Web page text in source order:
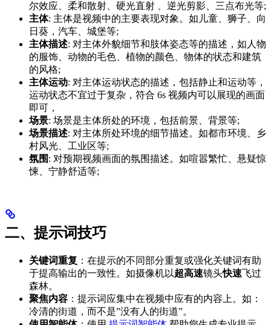
尔效应、柔和散射、硬光直射 、逆光剪影、三点布光等;
主体: 主体是视频中的主要表现对象。如儿童、狮子、向
日葵，汽车、城堡等;
主体描述: 对主体外貌细节和肢体姿态等的描述，如人物
的服饰、动物的毛色、植物的颜色、物体的状态和建筑
的风格;
主体运动: 对主体运动状态的描述，包括静止和运动等，
运动状态不宜过于复杂，符合 6s 视频内可以展现的画面
即可，
场景: 场景是主体所处的环境，包括前景、背景等;
场景描述: 对主体所处环境的细节描述。如都市环境、乡
村风光、工业区等;
氛围 : 对预期视频画面的氛围描述。如喧嚣繁忙、悬疑惊
悚、宁静舒适等;
二、提示词技巧
关键词重复 ：在提示的不同部分重复或强化关键词有助
于提高输出的一致性。如摄像机以超高速镜头快速飞过
森林。
聚焦内容 ：提示词应集中在视频中应有的内容上。如：
冷清的街道，而不是”没有人的街道”。